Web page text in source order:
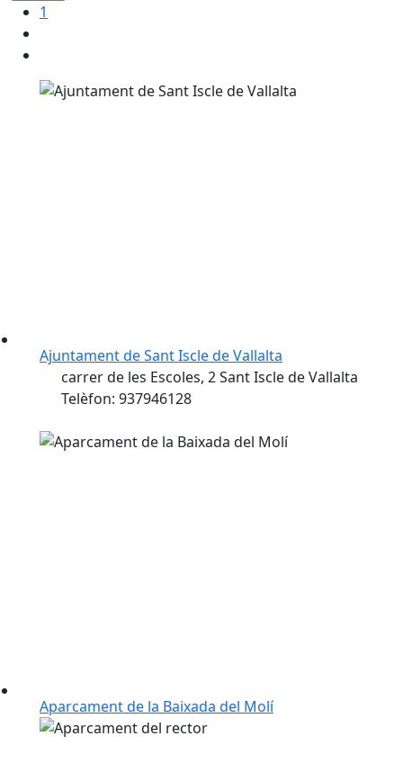
1
Ajuntament de Sant Iscle de Vallalta
carrer de les Escoles, 2 Sant Iscle de Vallalta
Telèfon: 937946128
Aparcament de la Baixada del Molí